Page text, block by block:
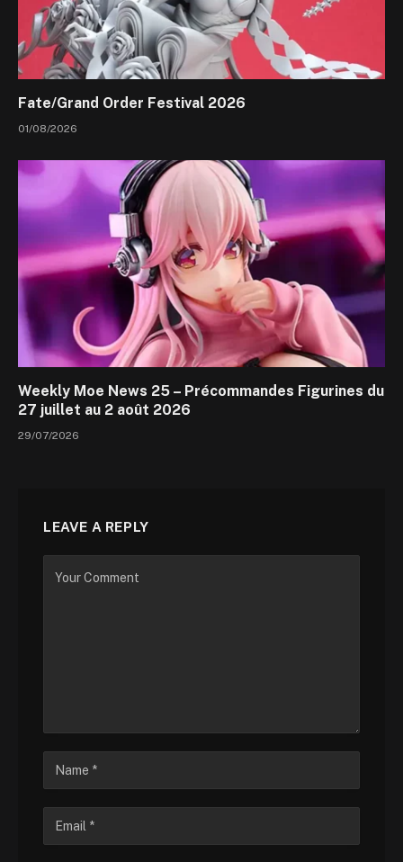
Fate/Grand Order Festival 2026
01/08/2026
Weekly Moe News 25 – Précommandes Figurines du
27 juillet au 2 août 2026
29/07/2026
LEAVE A REPLY